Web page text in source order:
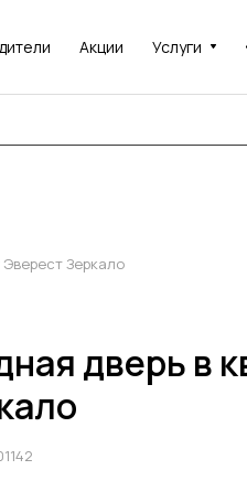
Акции Услуги
Зеркало
дверь в